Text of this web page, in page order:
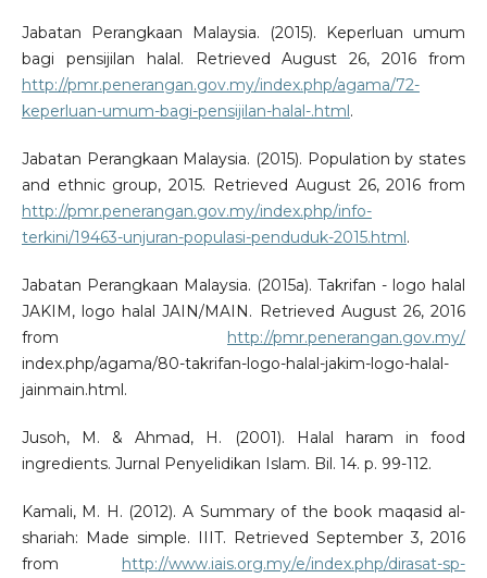
Jabatan Perangkaan Malaysia. (2015). Keperluan umum
bagi pensijilan halal. Retrieved August 26, 2016 from
http://pmr.penerangan.gov.my/index.php/agama/72-
keperluan-umum-bagi-pensijilan-halal-.html.
Jabatan Perangkaan Malaysia. (2015). Population by states
and ethnic group, 2015. Retrieved August 26, 2016 from
http://pmr.penerangan.gov.my/index.php/info-
terkini/19463-unjuran-populasi-penduduk-2015.html.
Jabatan Perangkaan Malaysia. (2015a). Takrifan - logo halal
JAKIM, logo halal JAIN/MAIN. Retrieved August 26, 2016
from http://pmr.penerangan.gov.my/
index.php/agama/80-takrifan-logo-halal-jakim-logo-halal-
jainmain.html.
Jusoh, M. & Ahmad, H. (2001). Halal haram in food
ingredients. Jurnal Penyelidikan Islam. Bil. 14. p. 99-112.
Kamali, M. H. (2012). A Summary of the book maqasid al-
shariah: Made simple. IIIT. Retrieved September 3, 2016
from http://www.iais.org.my/e/index.php/dirasat-sp-